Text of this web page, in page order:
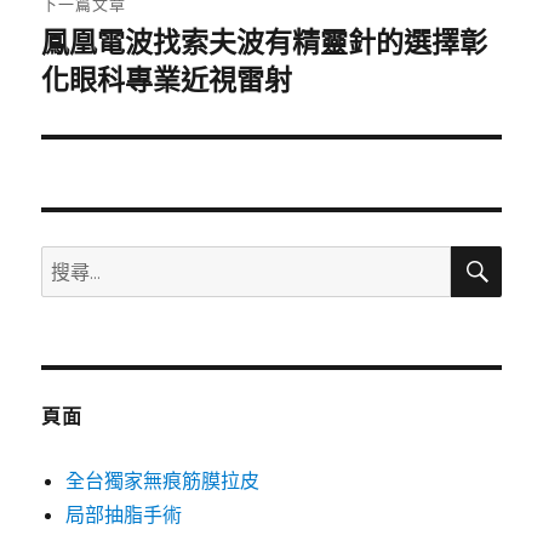
下
一
文
鳳凰電波找索夫波有精靈針的選擇彰
化眼科專業近視雷射
搜
尋
鍵
搜
頁面
全台獨家無痕筋膜拉皮
局部抽脂手術